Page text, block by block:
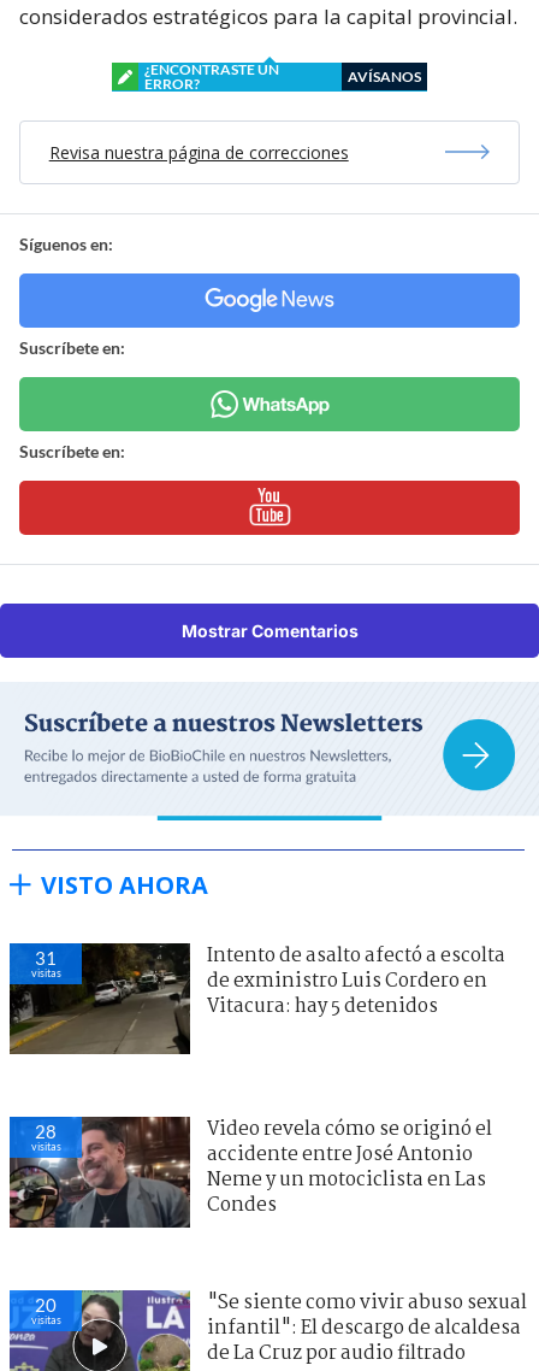
considerados estratégicos para la capital provincial.
¿ENCONTRASTE UN
ERROR?
AVÍSANOS
Revisa nuestra página de correcciones
Síguenos en:
Suscríbete en:
Suscríbete en:
Mostrar Comentarios
VISTO AHORA
31
visitas
Intento de asalto afectó a escolta
de exministro Luis Cordero en
Vitacura: hay 5 detenidos
28
visitas
Video revela cómo se originó el
accidente entre José Antonio
Neme y un motociclista en Las
Condes
20
visitas
"Se siente como vivir abuso sexual
infantil": El descargo de alcaldesa
de La Cruz por audio filtrado